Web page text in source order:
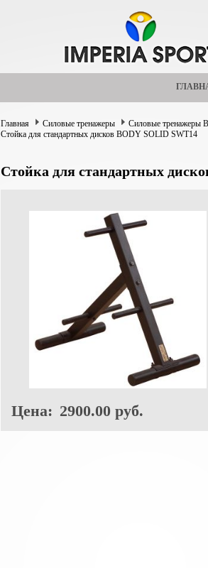
Главная Силовые тренажеры Силовые тренажеры
Стойка для стандартных дисков BODY SOLID SWT14
Стойка для стандартных
Цена: 2900.00 руб.